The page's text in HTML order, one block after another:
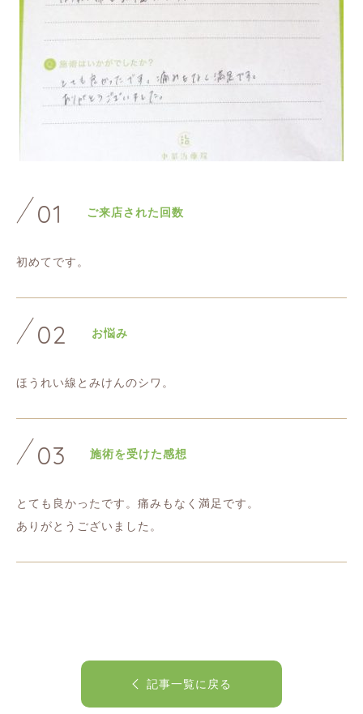
01 ご来店された回数
初めてです。
02 お悩み
ほうれい線とみけんのシワ。
03 施術を受けた感想
とても良かったです。痛みもなく満足です。
ありがとうございました。
記事一覧に戻る